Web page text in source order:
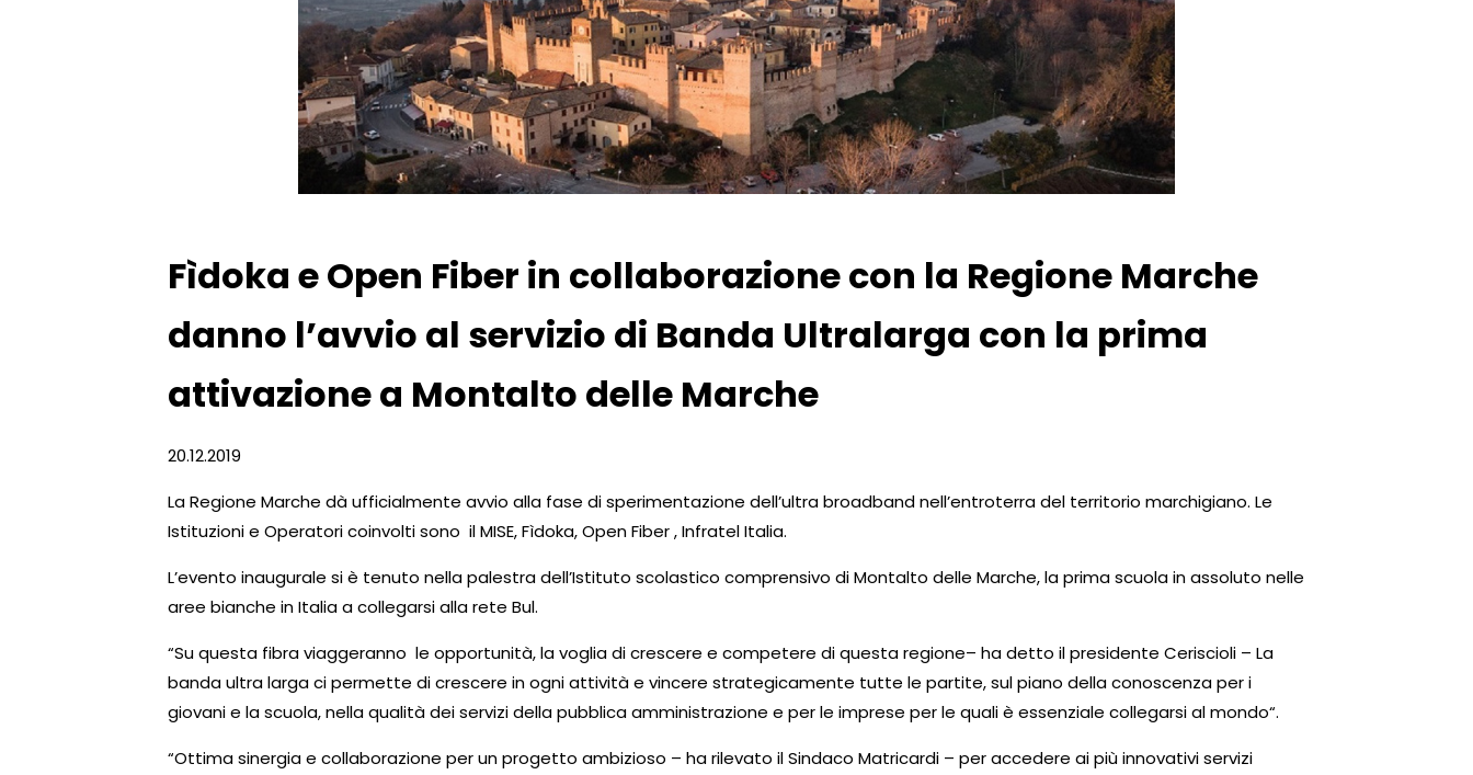
Fìdoka e Open Fiber in collaborazione con la Regione Marche
danno l’avvio al servizio di Banda Ultralarga con la prima
attivazione a Montalto delle Marche
20.12.2019
La Regione Marche dà ufficialmente avvio alla fase di sperimentazione dell’ultra broadband nell’entroterra del territorio marchigiano. Le
Istituzioni e Operatori coinvolti sono il MISE, Fìdoka, Open Fiber , Infratel Italia.
L’evento inaugurale si è tenuto nella palestra dell’Istituto scolastico comprensivo di Montalto delle Marche, la prima scuola in assoluto nelle
aree bianche in Italia a collegarsi alla rete Bul.
“Su questa fibra viaggeranno le opportunità, la voglia di crescere e competere di questa regione– ha detto il presidente Ceriscioli – La
banda ultra larga ci permette di crescere in ogni attività e vincere strategicamente tutte le partite, sul piano della conoscenza per i
giovani e la scuola, nella qualità dei servizi della pubblica amministrazione e per le imprese per le quali è essenziale collegarsi al mondo“.
“Ottima sinergia e collaborazione per un progetto ambizioso – ha rilevato il Sindaco Matricardi – per accedere ai più innovativi servizi